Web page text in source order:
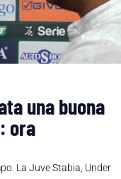
una buona
ora
La Juve Stabia, Under